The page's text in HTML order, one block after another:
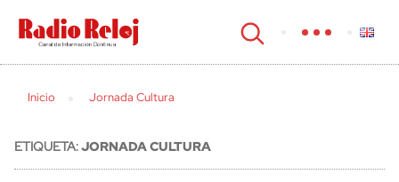
cerrar
Inicio Jornada Cultura
ETIQUETA:JORNADA CULTURA